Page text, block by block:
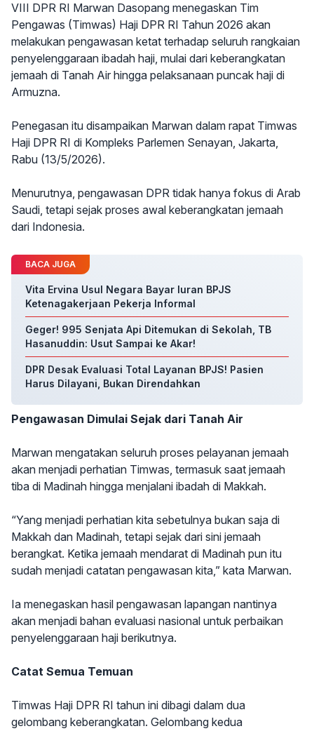
VIII DPR RI Marwan Dasopang menegaskan Tim
Pengawas (Timwas) Haji DPR RI Tahun 2026 akan
melakukan pengawasan ketat terhadap seluruh rangkaian
penyelenggaraan ibadah haji, mulai dari keberangkatan
jemaah di Tanah Air hingga pelaksanaan puncak haji di
Armuzna.
Penegasan itu disampaikan Marwan dalam rapat Timwas
Haji DPR RI di Kompleks Parlemen Senayan, Jakarta,
Rabu (13/5/2026).
Menurutnya, pengawasan DPR tidak hanya fokus di Arab
Saudi, tetapi sejak proses awal keberangkatan jemaah
dari Indonesia.
BACA JUGA
Vita Ervina Usul Negara Bayar Iuran BPJS
Ketenagakerjaan Pekerja Informal
Geger! 995 Senjata Api Ditemukan di Sekolah, TB
Hasanuddin: Usut Sampai ke Akar!
DPR Desak Evaluasi Total Layanan BPJS! Pasien
Harus Dilayani, Bukan Direndahkan
Pengawasan Dimulai Sejak dari Tanah Air
Marwan mengatakan seluruh proses pelayanan jemaah
akan menjadi perhatian Timwas, termasuk saat jemaah
tiba di Madinah hingga menjalani ibadah di Makkah.
“Yang menjadi perhatian kita sebetulnya bukan saja di
Makkah dan Madinah, tetapi sejak dari sini jemaah
berangkat. Ketika jemaah mendarat di Madinah pun itu
sudah menjadi catatan pengawasan kita,” kata Marwan.
Ia menegaskan hasil pengawasan lapangan nantinya
akan menjadi bahan evaluasi nasional untuk perbaikan
penyelenggaraan haji berikutnya.
Catat Semua Temuan
Timwas Haji DPR RI tahun ini dibagi dalam dua
gelombang keberangkatan. Gelombang kedua